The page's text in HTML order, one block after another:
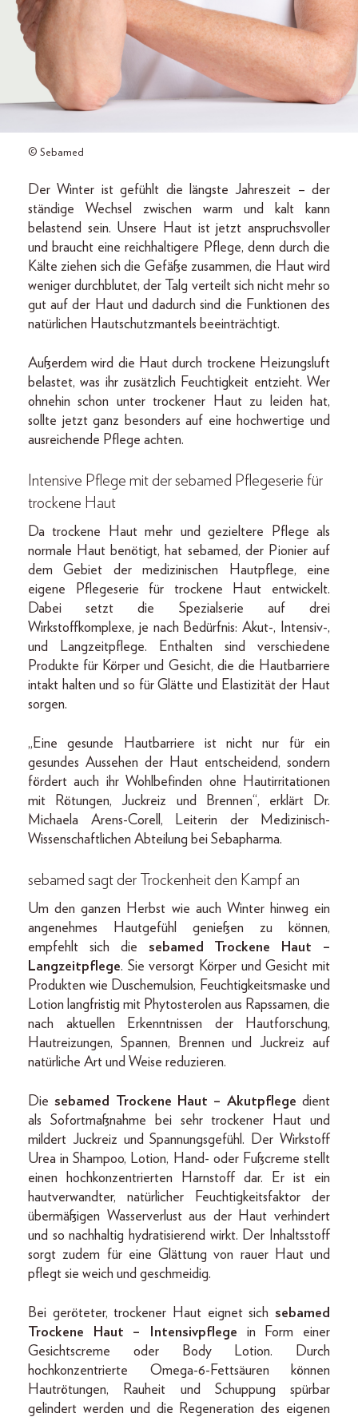
© Sebamed
Der Winter ist gefühlt die längste Jahreszeit – der
ständige Wechsel zwischen warm und kalt kann
belastend sein. Unsere Haut ist jetzt anspruchsvoller
und braucht eine reichhaltigere Pflege, denn durch die
Kälte ziehen sich die Gefäße zusammen, die Haut wird
weniger durchblutet, der Talg verteilt sich nicht mehr so
gut auf der Haut und dadurch sind die Funktionen des
natürlichen Hautschutzmantels beeinträchtigt.
Außerdem wird die Haut durch trockene Heizungsluft
belastet, was ihr zusätzlich Feuchtigkeit entzieht. Wer
ohnehin schon unter trockener Haut zu leiden hat,
sollte jetzt ganz besonders auf eine hochwertige und
ausreichende Pflege achten.
Intensive Pflege mit der sebamed Pflegeserie für
trockene Haut
Da trockene Haut mehr und gezieltere Pflege als
normale Haut benötigt, hat sebamed, der Pionier auf
dem Gebiet der medizinischen Hautpflege, eine
eigene Pflegeserie für trockene Haut entwickelt.
Dabei setzt die Spezialserie auf drei
Wirkstoffkomplexe, je nach Bedürfnis: Akut-, Intensiv-,
und Langzeitpflege. Enthalten sind verschiedene
Produkte für Körper und Gesicht, die die Hautbarriere
intakt halten und so für Glätte und Elastizität der Haut
sorgen.
„Eine gesunde Hautbarriere ist nicht nur für ein
gesundes Aussehen der Haut entscheidend, sondern
fördert auch ihr Wohlbefinden ohne Hautirritationen
mit Rötungen, Juckreiz und Brennen“, erklärt Dr.
Michaela Arens-Corell, Leiterin der Medizinisch-
Wissenschaftlichen Abteilung bei Sebapharma.
sebamed sagt der Trockenheit den Kampf an
Um den ganzen Herbst wie auch Winter hinweg ein
angenehmes Hautgefühl genießen zu können,
empfehlt sich die sebamed Trockene Haut –
Langzeitpflege. Sie versorgt Körper und Gesicht mit
Produkten wie Duschemulsion, Feuchtigkeitsmaske und
Lotion langfristig mit Phytosterolen aus Rapssamen, die
nach aktuellen Erkenntnissen der Hautforschung,
Hautreizungen, Spannen, Brennen und Juckreiz auf
natürliche Art und Weise reduzieren.
Diesebamed Trockene Haut – Akutpflege dient
als Sofortmaßnahme bei sehr trockener Haut und
mildert Juckreiz und Spannungsgefühl. Der Wirkstoff
Urea in Shampoo, Lotion, Hand- oder Fußcreme stellt
einen hochkonzentrierten Harnstoff dar. Er ist ein
hautverwandter, natürlicher Feuchtigkeitsfaktor der
übermäßigen Wasserverlust aus der Haut verhindert
und so nachhaltig hydratisierend wirkt. Der Inhaltsstoff
sorgt zudem für eine Glättung von rauer Haut und
pflegt sie weich und geschmeidig.
Bei geröteter, trockener Haut eignet sich sebamed
Trockene Haut – Intensivpflege in Form einer
Gesichtscreme oder Body Lotion. Durch
hochkonzentrierte Omega-6-Fettsäuren können
Hautrötungen, Rauheit und Schuppung spürbar
gelindert werden und die Regeneration des eigenen